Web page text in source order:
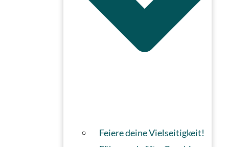
Feiere deine Vielseitigkeit!